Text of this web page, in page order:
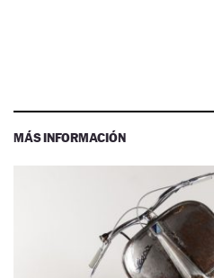
MÁS INFORMACIÓN